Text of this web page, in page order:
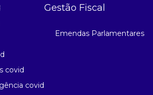
covid
covid
Gestão Fiscal
Emendas Parlamentares